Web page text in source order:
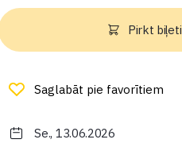
Pirkt biļeti
Saglabāt pie favorītiem
Se., 13.06.2026